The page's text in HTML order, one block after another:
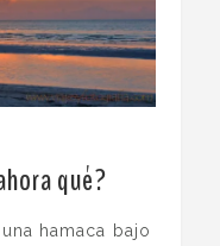
qué?
hamaca bajo